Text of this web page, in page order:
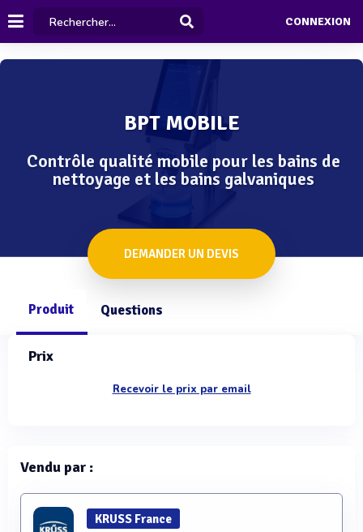
CONNEXION
BPT MOBILE
Contrôle qualité mobile pour les bains de
nettoyage et les bains galvaniques
DEMANDER UN DEVIS
Produit Questions
Prix
Recevoir le prix par email
Vendu par :
KRUSS France